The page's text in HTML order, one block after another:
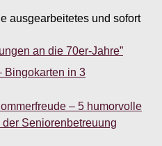
ausgearbeitetes und sofort
an die 70er-Jahre”
Bingokarten in 3
– 5 humorvolle
Seniorenbetreuung